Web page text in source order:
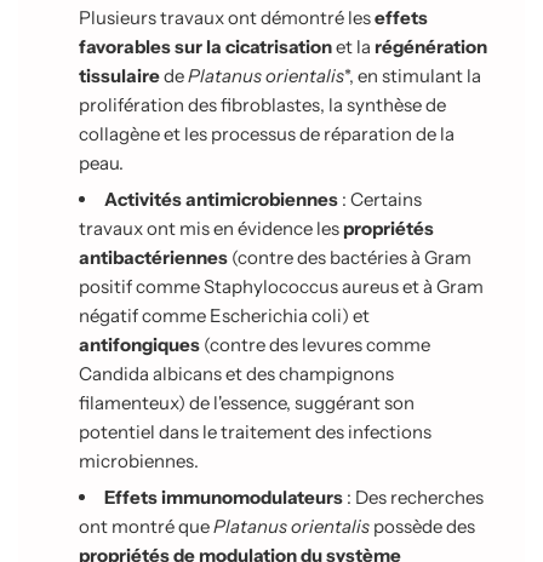
Plusieurs travaux ont démontré leseffets
favorables sur la cicatrisationet la régénération
tissulairedePlatanus orientalis*, en stimulant la
prolifération des fibroblastes, la synthèse de
collagène et les processus de réparation de la
peau.
Activités antimicrobiennes : Certains
travaux ont mis en évidence les propriétés
antibactériennes (contre des bactéries à Gram
positif comme Staphylococcus aureus et à Gram
négatif comme Escherichia coli) et
antifongiques (contre des levures comme
Candida albicans et des champignons
filamenteux) de l'essence, suggérant son
potentiel dans le traitement des infections
microbiennes.
Effets immunomodulateurs : Des recherches
ont montré quePlatanus orientalis possède des
propriétés de modulation du système